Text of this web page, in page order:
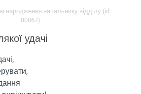
​​народження начальнику відділу (id:
80867)
удачі